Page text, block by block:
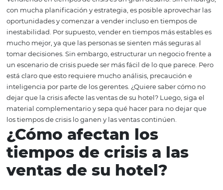
EmAnálisis
Vendiendo en tiempos de crisis es un gran desafío. Sin
con mucha planificación y estrategia, es posible
oportunidades y comenzar a vender incluso en tiempos
inestabilidad. Por supuesto, vender en tiempos más
mucho mejor, ya que las personas se sienten más
tomar decisiones. Sin embargo, estructurar un negocio
un escenario de crisis puede ser más fácil de lo que
está claro que esto requiere mucho análisis, precaución
inteligencia por parte de los gerentes. ¿Quiere saber
dejar que la crisis afecte las ventas de su hotel? Luego,
material complementario y sepa qué hacer para no